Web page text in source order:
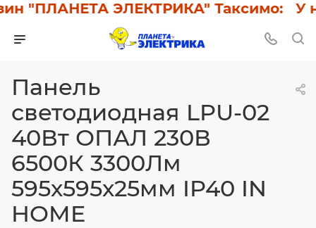
"ПЛАНЕТА ЭЛЕКТРИКА" Таксимо: У
Панель
светодиодная LPU-02
40Вт ОПАЛ 230В
6500К 3300Лм
595х595х25мм IP40 IN
HOME